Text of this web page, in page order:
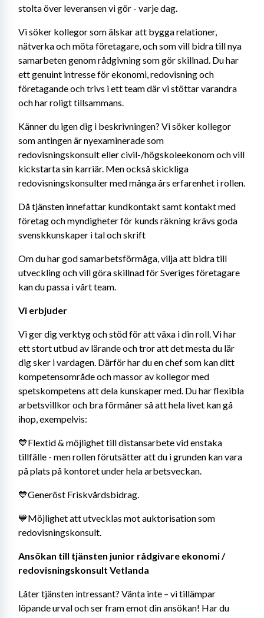
stolta över leveransen vi gör - varje dag.
Vi söker kollegor som älskar att bygga relationer,
nätverka och möta företagare, och som vill bidra till nya
samarbeten genom rådgivning som gör skillnad. Du har
ett genuint intresse för ekonomi, redovisning och
företagande och trivs i ett team där vi stöttar varandra
och har roligt tillsammans.
Känner du igen dig i beskrivningen? Vi söker kollegor
som antingen är nyexaminerade som
redovisningskonsult eller civil-/högskoleekonom och vill
kickstarta sin karriär. Men också skickliga
redovisningskonsulter med många års erfarenhet i rollen.
Då tjänsten innefattar kundkontakt samt kontakt med
företag och myndigheter för kunds räkning krävs goda
svenskkunskaper i tal och skrift
Om du har god samarbetsförmåga, vilja att bidra till
utveckling och vill göra skillnad för Sveriges företagare
kan du passa i vårt team.
Vi erbjuder
Vi ger dig verktyg och stöd för att växa i din roll. Vi har
ett stort utbud av lärande och tror att det mesta du lär
dig sker i vardagen. Därför har du en chef som kan ditt
kompetensområde och massor av kollegor med
spetskompetens att dela kunskaper med. Du har flexibla
arbetsvillkor och bra förmåner så att hela livet kan gå
ihop, exempelvis:
💙Flextid & möjlighet till distansarbete vid enstaka
tillfälle - men rollen förutsätter att du i grunden kan vara
på plats på kontoret under hela arbetsveckan.
💙Generöst Friskvårdsbidrag.
💙Möjlighet att utvecklas mot auktorisation som
redovisningskonsult.
Ansökan till tjänsten junior rådgivare ekonomi /
redovisningskonsult Vetlanda
Låter tjänsten intressant? Vänta inte – vi tillämpar
löpande urval och ser fram emot din ansökan! Har du